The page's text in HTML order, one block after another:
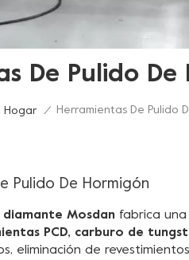
De Pulido De
Hogar / Herramientas De Pulido
Pulido De Hormigón
Mosdan fabrica
PCD, carburo de
eliminación de